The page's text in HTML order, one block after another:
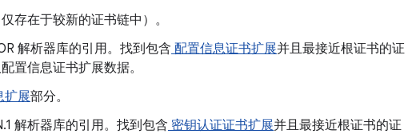
存在于较新的证书链中）。
解析器库的引用。找到包含 配置信息证书扩展并且最接近根证书的证
置信息证书扩展数据。
扩展部分。
解析器库的引用。找到包含 密钥认证证书扩展并且最接近根证书的证